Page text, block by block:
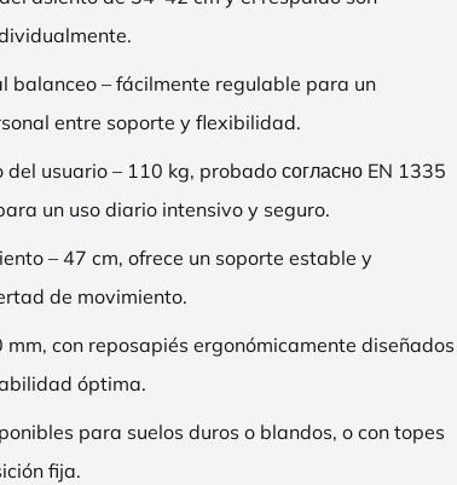
balanceo – fácilmente regulable para un
entre soporte y flexibilidad.
del usuario – 110 kg, probado согласно EN 1335
un uso diario intensivo y seguro.
– 47 cm, ofrece un soporte estable y
de movimiento.
mm, con reposapiés ergonómicamente diseñados
óptima.
para suelos duros o blandos, o con topes
fija.